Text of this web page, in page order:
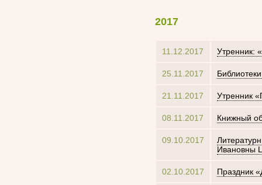
2017
11.12.2017 Утренник:
25.11.2017
21.11.2017 Утренник
08.11.2017 Книжный
09.10.2017
Ивановны
02.10.2017 Праздник